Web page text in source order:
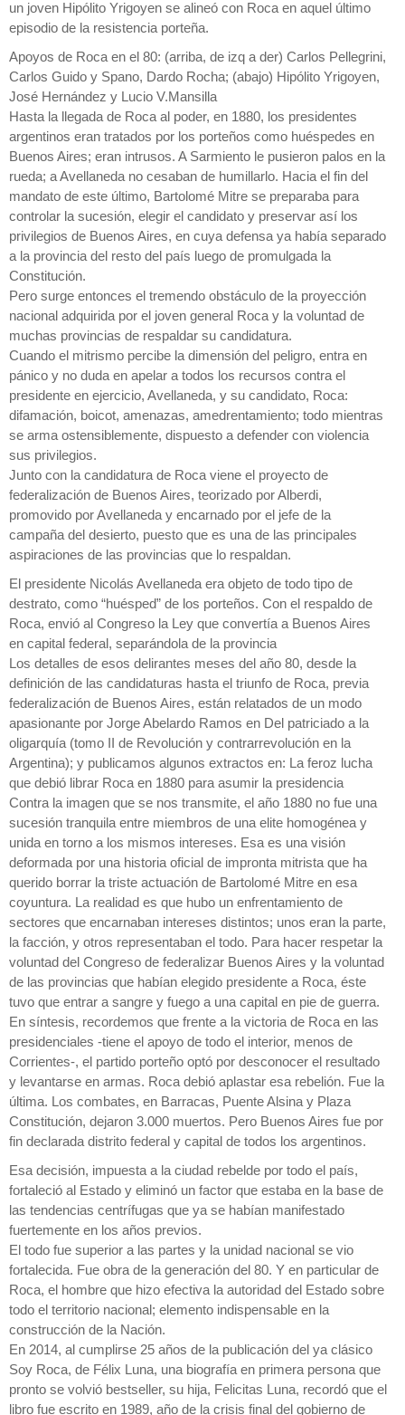
un joven Hipólito Yrigoyen se alineó con Roca en aquel último
episodio de la resistencia porteña.
Apoyos de Roca en el 80: (arriba, de izq a der) Carlos Pellegrini,
Carlos Guido y Spano, Dardo Rocha; (abajo) Hipólito Yrigoyen,
José Hernández y Lucio V.Mansilla
Hasta la llegada de Roca al poder, en 1880, los presidentes
argentinos eran tratados por los porteños como huéspedes en
Buenos Aires; eran intrusos. A Sarmiento le pusieron palos en la
rueda; a Avellaneda no cesaban de humillarlo. Hacia el fin del
mandato de este último, Bartolomé Mitre se preparaba para
controlar la sucesión, elegir el candidato y preservar así los
privilegios de Buenos Aires, en cuya defensa ya había separado
a la provincia del resto del país luego de promulgada la
Constitución.
Pero surge entonces el tremendo obstáculo de la proyección
nacional adquirida por el joven general Roca y la voluntad de
muchas provincias de respaldar su candidatura.
Cuando el mitrismo percibe la dimensión del peligro, entra en
pánico y no duda en apelar a todos los recursos contra el
presidente en ejercicio, Avellaneda, y su candidato, Roca:
difamación, boicot, amenazas, amedrentamiento; todo mientras
se arma ostensiblemente, dispuesto a defender con violencia
sus privilegios.
Junto con la candidatura de Roca viene el proyecto de
federalización de Buenos Aires, teorizado por Alberdi,
promovido por Avellaneda y encarnado por el jefe de la
campaña del desierto, puesto que es una de las principales
aspiraciones de las provincias que lo respaldan.
El presidente Nicolás Avellaneda era objeto de todo tipo de
destrato, como “huésped” de los porteños. Con el respaldo de
Roca, envió al Congreso la Ley que convertía a Buenos Aires
en capital federal, separándola de la provincia
Los detalles de esos delirantes meses del año 80, desde la
definición de las candidaturas hasta el triunfo de Roca, previa
federalización de Buenos Aires, están relatados de un modo
apasionante por Jorge Abelardo Ramos en Del patriciado a la
oligarquía (tomo II de Revolución y contrarrevolución en la
Argentina); y publicamos algunos extractos en: La feroz lucha
que debió librar Roca en 1880 para asumir la presidencia
Contra la imagen que se nos transmite, el año 1880 no fue una
sucesión tranquila entre miembros de una elite homogénea y
unida en torno a los mismos intereses. Esa es una visión
deformada por una historia oficial de impronta mitrista que ha
querido borrar la triste actuación de Bartolomé Mitre en esa
coyuntura. La realidad es que hubo un enfrentamiento de
sectores que encarnaban intereses distintos; unos eran la parte,
la facción, y otros representaban el todo. Para hacer respetar la
voluntad del Congreso de federalizar Buenos Aires y la voluntad
de las provincias que habían elegido presidente a Roca, éste
tuvo que entrar a sangre y fuego a una capital en pie de guerra.
En síntesis, recordemos que frente a la victoria de Roca en las
presidenciales -tiene el apoyo de todo el interior, menos de
Corrientes-, el partido porteño optó por desconocer el resultado
y levantarse en armas. Roca debió aplastar esa rebelión. Fue la
última. Los combates, en Barracas, Puente Alsina y Plaza
Constitución, dejaron 3.000 muertos. Pero Buenos Aires fue por
fin declarada distrito federal y capital de todos los argentinos.
Esa decisión, impuesta a la ciudad rebelde por todo el país,
fortaleció al Estado y eliminó un factor que estaba en la base de
las tendencias centrífugas que ya se habían manifestado
fuertemente en los años previos.
El todo fue superior a las partes y la unidad nacional se vio
fortalecida. Fue obra de la generación del 80. Y en particular de
Roca, el hombre que hizo efectiva la autoridad del Estado sobre
todo el territorio nacional; elemento indispensable en la
construcción de la Nación.
En 2014, al cumplirse 25 años de la publicación del ya clásico
Soy Roca, de Félix Luna, una biografía en primera persona que
pronto se volvió bestseller, su hija, Felicitas Luna, recordó que el
libro fue escrito en 1989, año de la crisis final del gobierno de